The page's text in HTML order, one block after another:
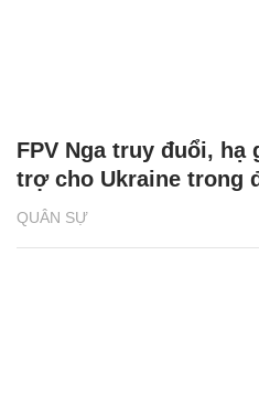
QUÂN SỰ
FPV Nga truy đuổi, hạ
trợ cho Ukraine trong